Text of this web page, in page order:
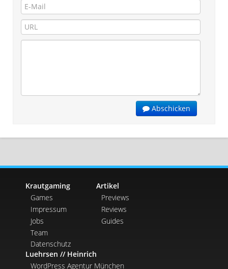
Abschicken
Krautgaming
Games
Impressum
Jobs
Team
Datenschutz
Artikel
Previews
Reviews
Guides
Luehrsen // Heinrich
WordPress Agentur München